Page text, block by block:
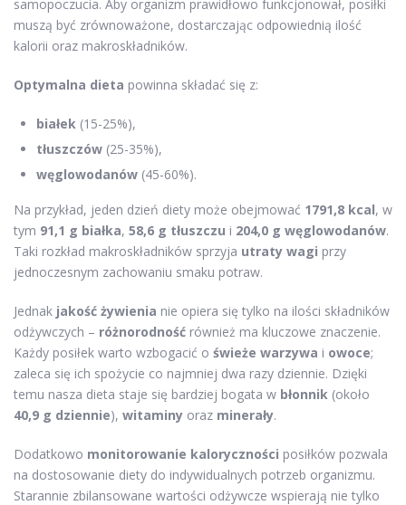
samopoczucia. Aby organizm prawidłowo funkcjonował, posiłki
muszą być zrównoważone, dostarczając odpowiednią ilość
kalorii oraz makroskładników.
Optymalna dieta powinna składać się z:
białek (15-25%),
tłuszczów (25-35%),
węglowodanów (45-60%).
Na przykład, jeden dzień diety może obejmować 1791,8 kcal, w
tym 91,1 g białka, 58,6 g tłuszczu i 204,0 g węglowodanów.
Taki rozkład makroskładników sprzyja utraty wagi przy
jednoczesnym zachowaniu smaku potraw.
Jednak jakość żywienia nie opiera się tylko na ilości składników
odżywczych – różnorodność również ma kluczowe znaczenie.
Każdy posiłek warto wzbogacić o świeże warzywa i owoce;
zaleca się ich spożycie co najmniej dwa razy dziennie. Dzięki
temu nasza dieta staje się bardziej bogata w błonnik (około
40,9 g dziennie), witaminy oraz minerały.
Dodatkowo monitorowanie kaloryczności posiłków pozwala
na dostosowanie diety do indywidualnych potrzeb organizmu.
Starannie zbilansowane wartości odżywcze wspierają nie tylko